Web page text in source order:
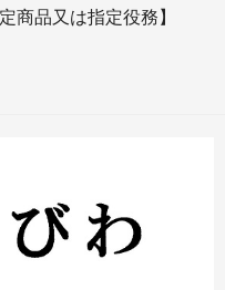
商品又は指定役務】